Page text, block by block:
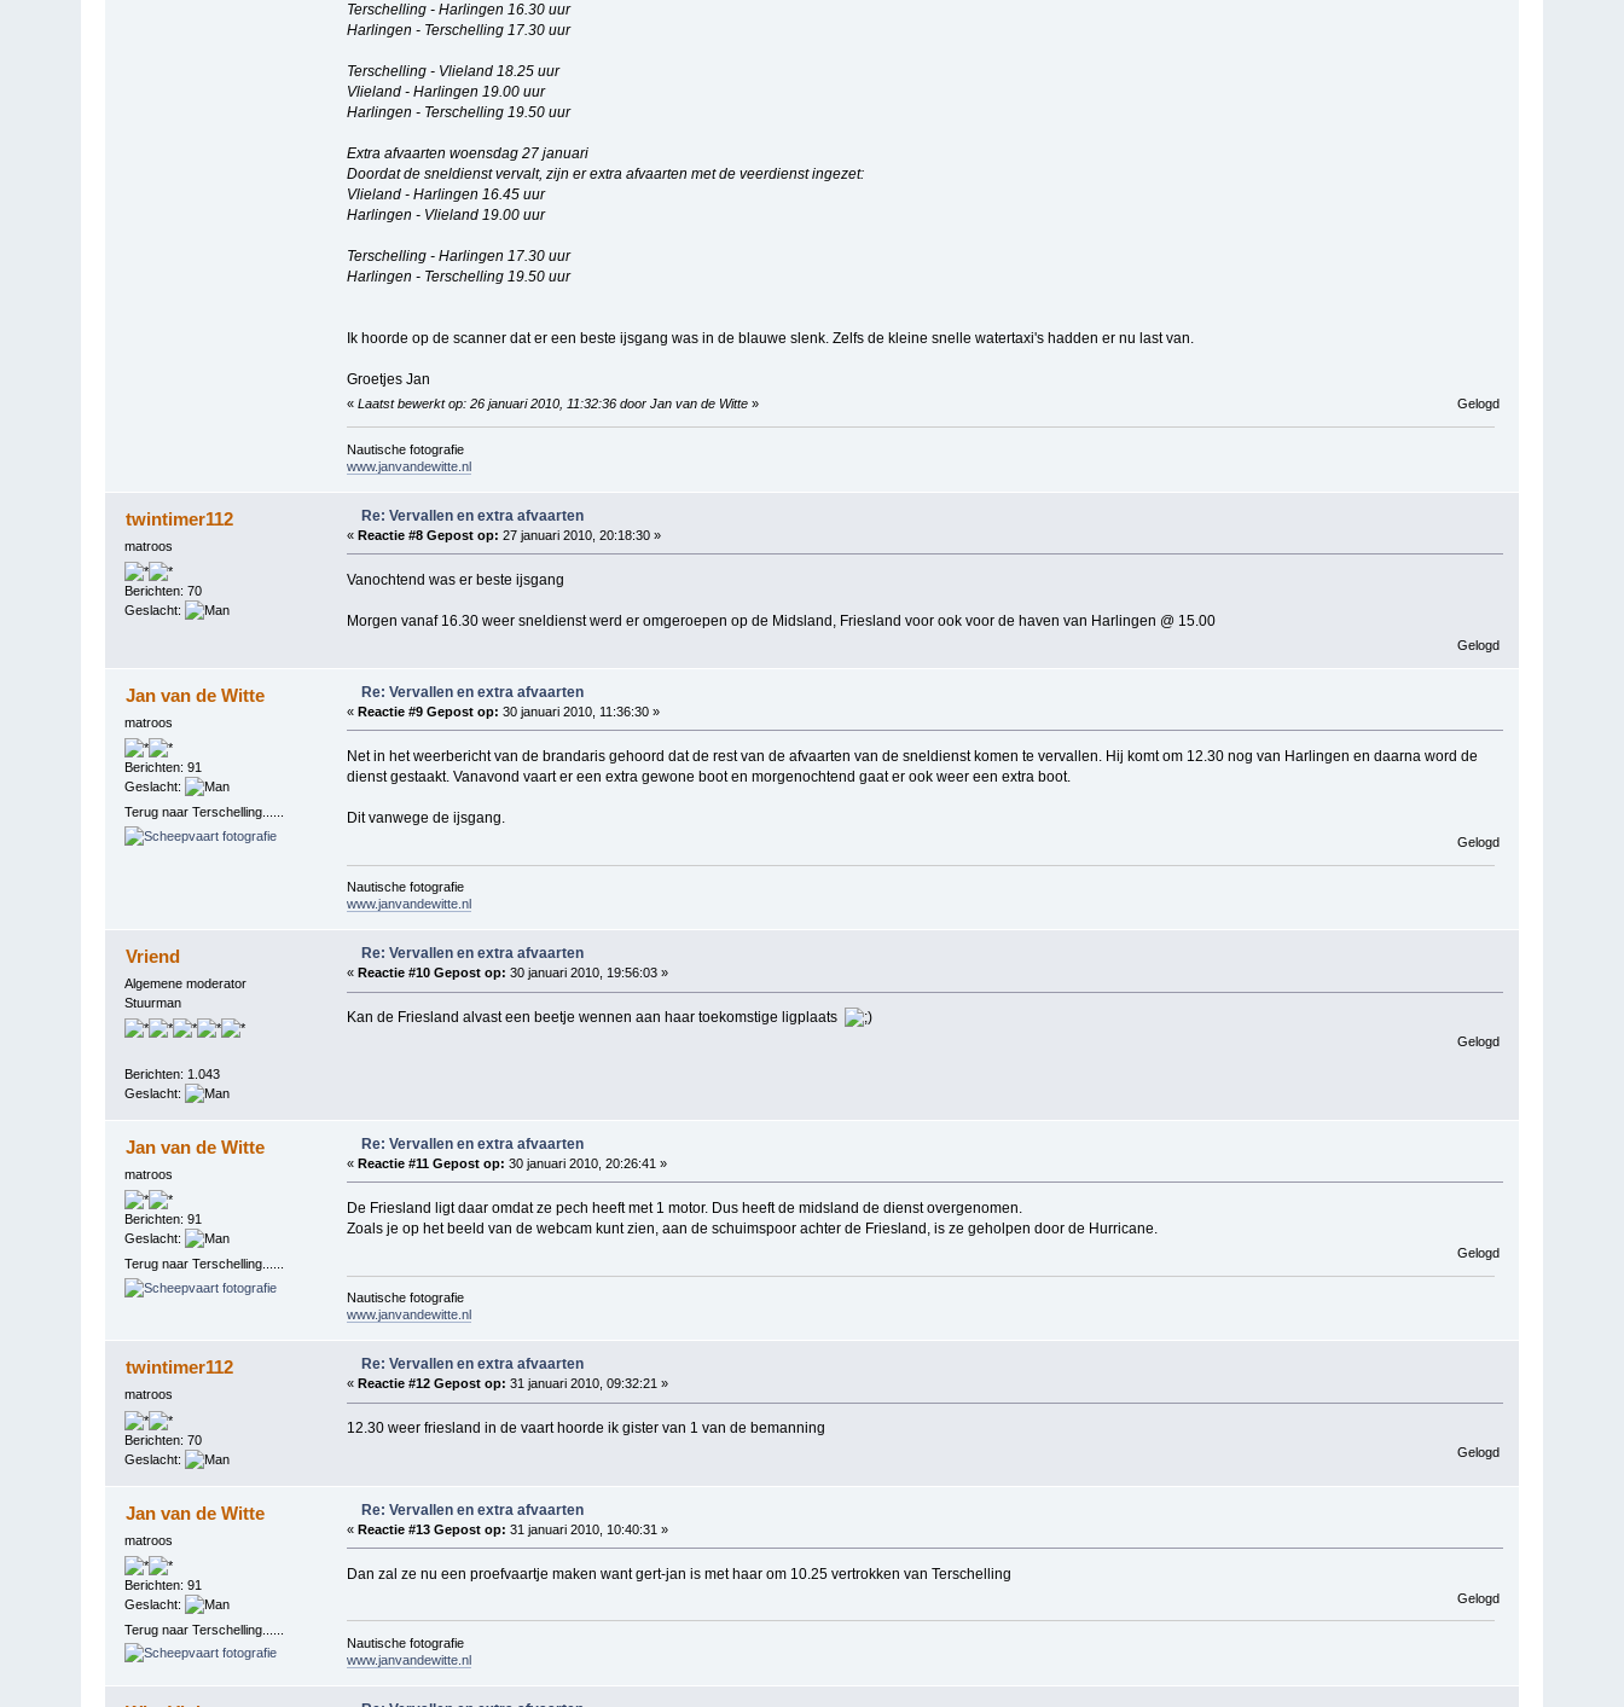
Terschelling - Harlingen 16.30 uur
Harlingen - Terschelling 17.30 uur
Terschelling - Vlieland 18.25 uur
Vlieland - Harlingen 19.00 uur
Harlingen - Terschelling 19.50 uur
Extra afvaarten woensdag 27 januari
Doordat de sneldienst vervalt, zijn er extra afvaarten met de veerdienst ingezet:
Vlieland - Harlingen 16.45 uur
Harlingen - Vlieland 19.00 uur
Terschelling - Harlingen 17.30 uur
Harlingen - Terschelling 19.50 uur
Ik hoorde op de scanner dat er een beste ijsgang was in de blauwe slenk. Zelfs de kleine snelle watertaxi's hadden er nu last van.
Groetjes Jan
« Laatst bewerkt op: 26 januari 2010, 11:32:36 door Jan van de Witte» Gelogd
Nautische fotografie
www.janvandewitte.nl
twintimer112
matroos
Berichten: 70
Geslacht:
Re: Vervallen en extra afvaarten
« Reactie #8 Gepost op: 27 januari 2010, 20:18:30 »
Vanochtend was er beste ijsgang
Morgen vanaf 16.30 weer sneldienst werd er omgeroepen op de Midsland, Friesland voor ook voor de haven van Harlingen @ 15.00
Gelogd
Jan van de Witte
matroos
Berichten: 91
Geslacht:
Terug naar Terschelling......
Re: Vervallen en extra afvaarten
« Reactie #9 Gepost op: 30 januari 2010, 11:36:30 »
Net in het weerbericht van de brandaris gehoord dat de rest van de afvaarten van de sneldienst komen te vervallen. Hij komt om 12.30 nog van Harlingen en daarna word de
dienst gestaakt. Vanavond vaart er een extra gewone boot en morgenochtend gaat er ook weer een extra boot.
Dit vanwege de ijsgang.
Gelogd
Nautische fotografie
www.janvandewitte.nl
Vriend
Algemene moderator
Stuurman
Berichten: 1.043
Geslacht:
Re: Vervallen en extra afvaarten
« Reactie #10 Gepost op: 30 januari 2010, 19:56:03 »
Kan de Friesland alvast een beetje wennen aan haar toekomstige ligplaats
Gelogd
Jan van de Witte
matroos
Berichten: 91
Geslacht:
Terug naar Terschelling......
Re: Vervallen en extra afvaarten
« Reactie #11 Gepost op: 30 januari 2010, 20:26:41 »
De Friesland ligt daar omdat ze pech heeft met 1 motor. Dus heeft de midsland de dienst overgenomen.
Zoals je op het beeld van de webcam kunt zien, aan de schuimspoor achter de Friesland, is ze geholpen door de Hurricane.
Gelogd
Nautische fotografie
www.janvandewitte.nl
twintimer112
matroos
Berichten: 70
Geslacht:
Re: Vervallen en extra afvaarten
« Reactie #12 Gepost op: 31 januari 2010, 09:32:21 »
12.30 weer friesland in de vaart hoorde ik gister van 1 van de bemanning
Gelogd
Jan van de Witte
matroos
Berichten: 91
Geslacht:
Terug naar Terschelling......
Re: Vervallen en extra afvaarten
« Reactie #13 Gepost op: 31 januari 2010, 10:40:31 »
Dan zal ze nu een proefvaartje maken want gert-jan is met haar om 10.25 vertrokken van Terschelling
Gelogd
Nautische fotografie
www.janvandewitte.nl